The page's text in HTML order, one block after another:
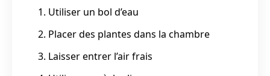
1. Utiliser un bol d’eau
2. Placer des plantes dans la chambre
3. Laisser entrer l’air frais